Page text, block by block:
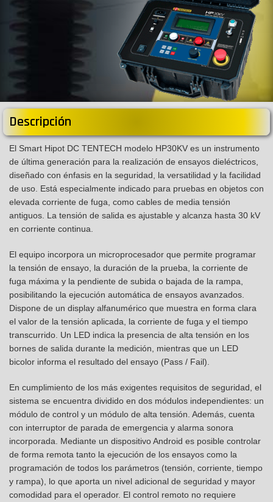
Descripción
El Smart Hipot DC TENTECH modelo HP30KV es un instrumento
de última generación para la realización de ensayos dieléctricos,
diseñado con énfasis en la seguridad, la versatilidad y la facilidad
de uso. Está especialmente indicado para pruebas en objetos con
elevada corriente de fuga, como cables de media tensión
antiguos. La tensión de salida es ajustable y alcanza hasta 30 kV
en corriente continua.
El equipo incorpora un microprocesador que permite programar
la tensión de ensayo, la duración de la prueba, la corriente de
fuga máxima y la pendiente de subida o bajada de la rampa,
posibilitando la ejecución automática de ensayos avanzados.
Dispone de un display alfanumérico que muestra en forma clara
el valor de la tensión aplicada, la corriente de fuga y el tiempo
transcurrido. Un LED indica la presencia de alta tensión en los
bornes de salida durante la medición, mientras que un LED
bicolor informa el resultado del ensayo (Pass / Fail).
En cumplimiento de los más exigentes requisitos de seguridad, el
sistema se encuentra dividido en dos módulos independientes: un
módulo de control y un módulo de alta tensión. Además, cuenta
con interruptor de parada de emergencia y alarma sonora
incorporada. Mediante un dispositivo Android es posible controlar
de forma remota tanto la ejecución de los ensayos como la
programación de todos los parámetros (tensión, corriente, tiempo
y rampa), lo que aporta un nivel adicional de seguridad y mayor
comodidad para el operador. El control remoto no requiere